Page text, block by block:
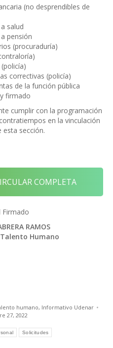
(no desprendibles de
salud
pensión
(procuraduría)
correctivas (policía)
de la función pública
firmado
cumplir con la programación
en la vinculación
esta sección.
COMPLETA
Firmado
RAMOS
Talento Humano
humano, Informativo Udenar
27, 2022
Solicitudes